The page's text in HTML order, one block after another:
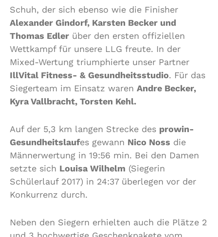
Schuh, der sich ebenso wie die Finisher
Alexander Gindorf, Karsten Becker und
Thomas Edler über den ersten offiziellen
Wettkampf für unsere LLG freute. In der
Mixed-Wertung triumphierte unser Partner
IllVital Fitness- & Gesundheitsstudio. Für das
Siegerteam im Einsatz waren Andre Becker,
Kyra Vallbracht, Torsten Kehl.
Auf der 5,3 km langen Strecke des prowin-
Gesundheitslaufes gewann Nico Noss die
Männerwertung in 19:56 min. Bei den Damen
setzte sich Louisa Wilhelm (Siegerin
Schülerlauf 2017) in 24:37 überlegen vor der
Konkurrenz durch.
Neben den Siegern erhielten auch die Plätze 2